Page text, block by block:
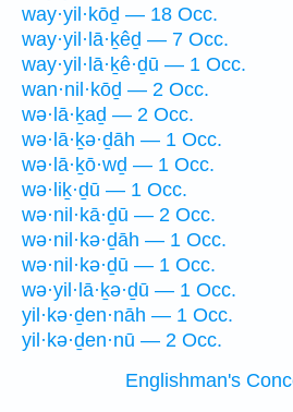
way·yil·kōḏ — 18 Occ.
way·yil·lā·ḵêḏ — 7 Occ.
way·yil·lā·ḵê·ḏū — 1 Occ.
wan·nil·kōḏ — 2 Occ.
wə·lā·ḵaḏ — 2 Occ.
wə·lā·ḵə·ḏāh — 1 Occ.
wə·lā·ḵō·wḏ — 1 Occ.
wə·liḵ·ḏū — 1 Occ.
wə·nil·kā·ḏū — 2 Occ.
wə·nil·kə·ḏāh — 1 Occ.
wə·nil·kə·ḏū — 1 Occ.
wə·yil·lā·ḵə·ḏū — 1 Occ.
yil·kə·ḏen·nāh — 1 Occ.
yil·kə·ḏen·nū — 2 Occ.
Englishman's